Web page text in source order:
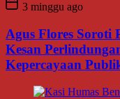
3 minggu ago
Agus Flores Soroti
Kesan
Kepercayaan